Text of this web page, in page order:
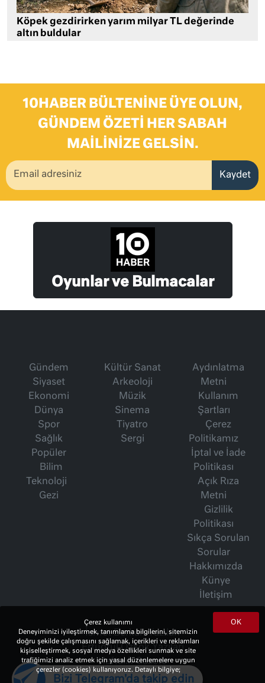
Köpek gezdirirken yarım milyar TL değerinde
altın buldular
10HABER BÜLTENINE ÜYE OLUN,
GÜNDEM ÖZETI HER SABAH
MAILINIZE GELSIN.
Kaydet
Oyunlar ve Bulmacalar
Gündem
Siyaset
Ekonomi
Dünya
Spor
Sağlık
Popüler
Bilim
Teknoloji
Gezi
Kültür Sanat
Arkeoloji
Müzik
Sinema
Tiyatro
Sergi
Aydınlatma
Metni
Kullanım
Şartları
Çerez
Politikamız
İptal ve İade
Politikası
Açık Rıza
Metni
Gizlilik
Politikası
Sıkça Sorulan
Sorular
Hakkımızda
Künye
İletişim
İsmet Berkan Yazıları
Ertuğrul Özkök Yazıları
Haftalık Gazete
OK
Çerez kullanımı
Deneyiminizi iyileştirmek, tanımlama bilgilerini, sitemizin
doğru şekilde çalışmasını sağlamak, içerikleri ve reklamları
kişiselleştirmek, sosyal medya özellikleri sunmak ve site
trafiğimizi analiz etmek için yasal düzenlemelere uygun
çerezler (cookies) kullanıyoruz. Detaylı bilgiye;
Bizi Telegram'da takip edin